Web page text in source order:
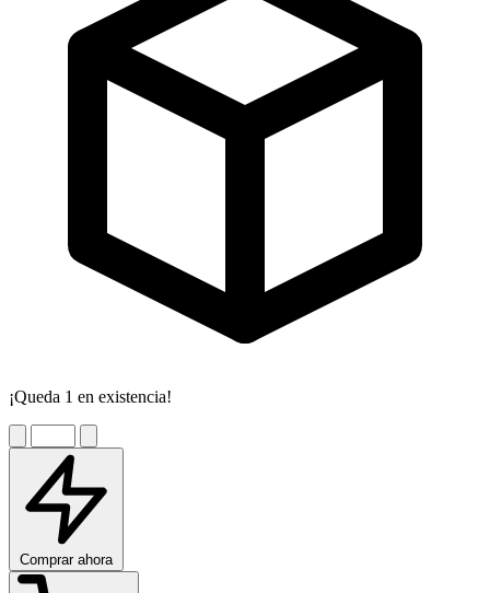
¡Queda 1 en existencia!
Comprar ahora